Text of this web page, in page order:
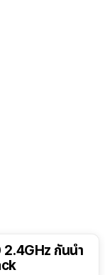
2.4GHz กันน้ำ